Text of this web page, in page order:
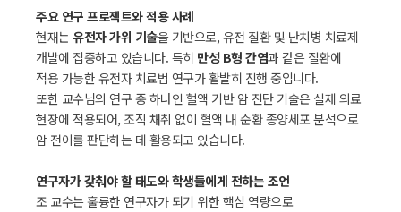
주요 연구 프로젝트와 적용 사례
현재는유전자 가위 기술을 기반으로, 유전 질환 및 난치병 치료제
개발에 집중하고 있습니다. 특히 만성 B형 간염과 같은 질환에
적용 가능한 유전자 치료법 연구가 활발히 진행 중입니다.
또한 교수님의 연구 중 하나인 혈액 기반 암 진단 기술은 실제 의료
현장에 적용되어, 조직 채취 없이 혈액 내 순환 종양세포 분석으로
암 전이를 판단하는 데 활용되고 있습니다.
연구자가 갖춰야 할 태도와 학생들에게 전하는 조언
조 교수는 훌륭한 연구자가 되기 위한 핵심 역량으로